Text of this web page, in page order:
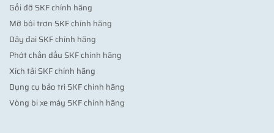
Gối đỡ SKF chính hãng
Mỡ bôi trơn SKF chính hãng
Dây đai SKF chính hãng
Phớt chắn dầu SKF chính hãng
Xích tải SKF chính hãng
Dụng cụ bảo trì SKF chính hãng
Vòng bi xe máy SKF chính hãng